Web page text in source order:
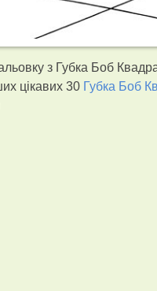
з Губка Боб
цікавих 30 Губка Боб